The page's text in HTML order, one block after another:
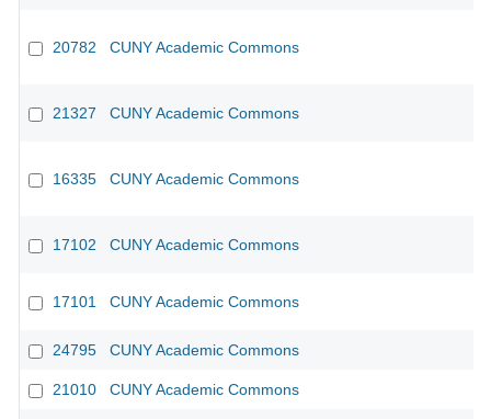
20782 CUNY Academic Commons
21327 CUNY Academic Commons
16335 CUNY Academic Commons
17102 CUNY Academic Commons
17101 CUNY Academic Commons
24795 CUNY Academic Commons
21010 CUNY Academic Commons